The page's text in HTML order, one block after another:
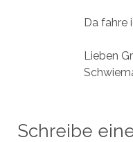
Da fahre
Lieben
Schreibe